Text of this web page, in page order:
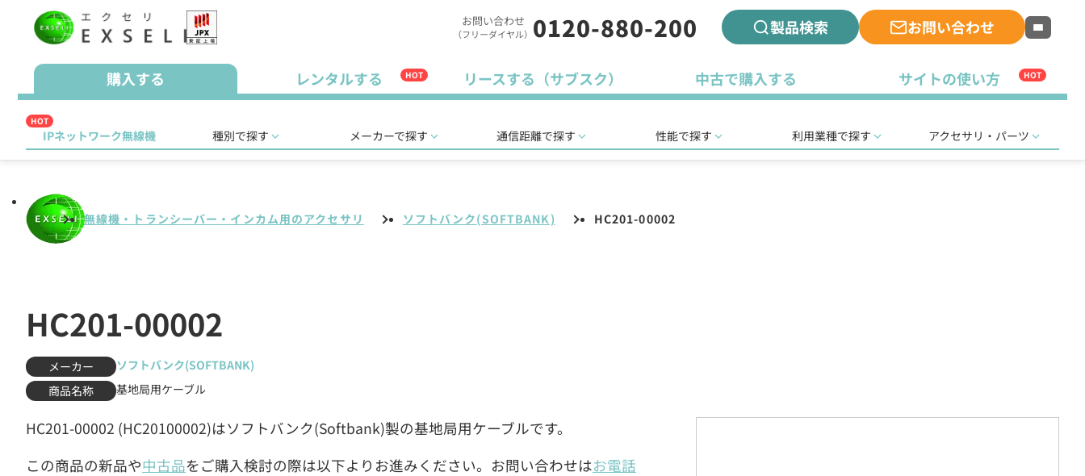
お問い合わせ
（フリーダイヤル） 0120-880-200 製品検索 お問い合わせ
購入する レンタルする HOT リースする（サブスク） 中古で購入する サイトの使い方 HOT
HOT
IPネットワーク無線機 種別で探す メーカーで探す 通信距離で探す 性能で探す 利用業種で探す アクセサリ・パーツ
無線機・トランシーバー・インカム用のアクセサリ ソフトバンク(SOFTBANK) HC201-00002
HC201-00002
メーカー
ソフトバンク(SOFTBANK)
商品名称
基地局用ケーブル
HC201-00002 (HC20100002)はソフトバンク(Softbank)製の基地局用ケーブルです。
この商品の新品や中古品をご購入検討の際は以下よりお進みください。お問い合わせはお電話